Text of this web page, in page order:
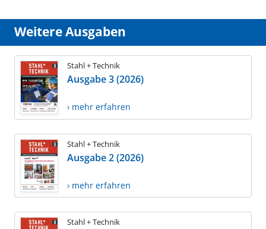
Weitere Ausgaben
Stahl + Technik
Ausgabe 3 (2026)
› mehr erfahren
Stahl + Technik
Ausgabe 2 (2026)
› mehr erfahren
Stahl + Technik